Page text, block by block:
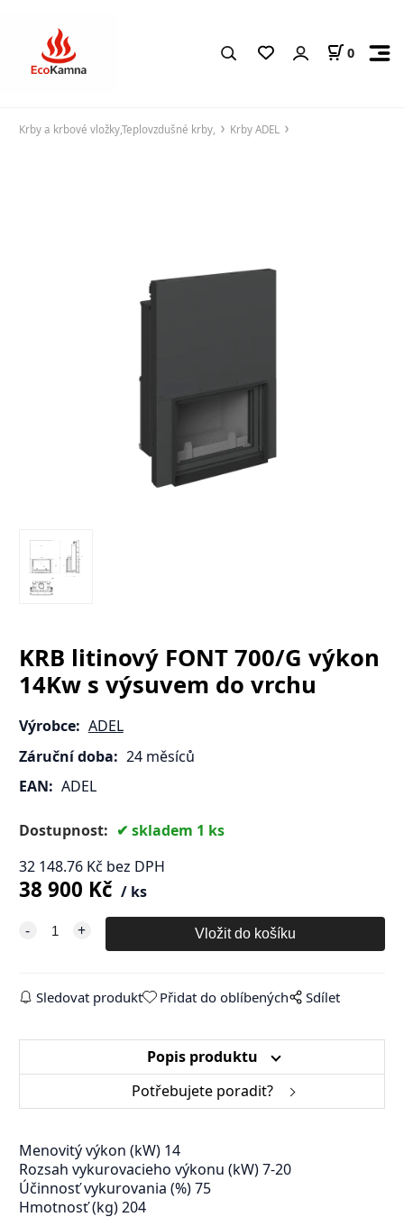
0
Krby a krbové vložky,Teplovzdušné krby, Krby ADEL
KRB litinový FONT 700/G výkon
14Kw s výsuvem do vrchu
Výrobce: ADEL
Záruční doba: 24 měsíců
EAN: ADEL
Dostupnost:
skladem 1 ks
32 148.76Kč bez DPH
38 900 Kč ks
Sledovat produkt Přidat do oblíbených Sdílet
Popis produktu
Potřebujete poradit?
Menovitý výkon (kW) 14
Rozsah vykurovacieho výkonu (kW) 7-20
Účinnosť vykurovania (%) 75
Hmotnosť (kg) 204